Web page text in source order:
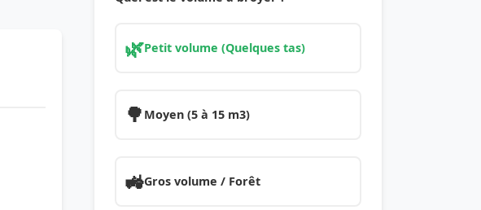
🌿Petit volume (Quelques tas)
🌳 Moyen (5 à 15 m3)
🚜Gros volume / Forêt